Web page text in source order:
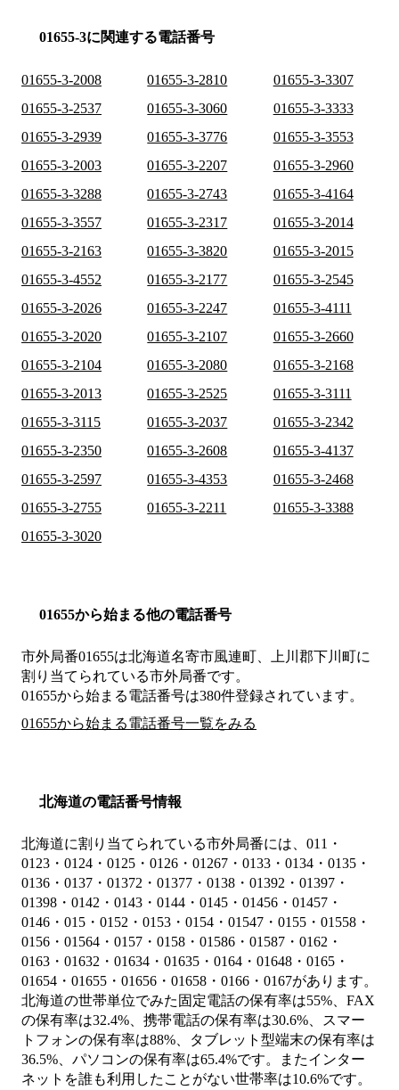
01655-3に関連する電話番号
01655-3-2008 01655-3-2810
01655-3-3307
01655-3-2537
01655-3-3060
01655-3-3333
01655-3-2939
01655-3-3776
01655-3-3553
01655-3-2003
01655-3-2207
01655-3-2960
01655-3-3288
01655-3-2743
01655-3-4164
01655-3-3557
01655-3-2317
01655-3-2014
01655-3-2163
01655-3-3820
01655-3-2015
01655-3-4552
01655-3-2177
01655-3-2545
01655-3-2026
01655-3-2247
01655-3-4111
01655-3-2020
01655-3-2107
01655-3-2660
01655-3-2104
01655-3-2080
01655-3-2168
01655-3-2013
01655-3-2525
01655-3-3111
01655-3-3115
01655-3-2037
01655-3-2342
01655-3-2350
01655-3-2608
01655-3-4137
01655-3-2597
01655-3-4353
01655-3-2468
01655-3-2755
01655-3-2211
01655-3-3388
01655-3-3020
01655から始まる他の電話番号
市外局番01655は北海道名寄市風連町、上川郡下川町に
割り当てられている市外局番です。
01655から始まる電話番号は380件登録されています。
01655から始まる電話番号一覧をみる
北海道の電話番号情報
北海道に割り当てられている市外局番には、011・
0123・0124・0125・0126・01267・0133・0134・0135・
0136・0137・01372・01377・0138・01392・01397・
01398・0142・0143・0144・0145・01456・01457・
0146・015・0152・0153・0154・01547・0155・01558・
0156・01564・0157・0158・01586・01587・0162・
0163・01632・01634・01635・0164・01648・0165・
01654・01655・01656・01658・0166・0167があります。
北海道の世帯単位でみた固定電話の保有率は55%、FAX
の保有率は32.4%、携帯電話の保有率は30.6%、スマー
トフォンの保有率は88%、タブレット型端末の保有率は
36.5%、パソコンの保有率は65.4%です。またインター
ネットを誰も利用したことがない世帯率は10.6%です。